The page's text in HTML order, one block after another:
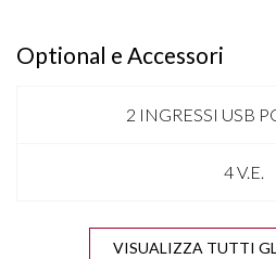
Optional e Accessori
2 INGRESSI USB
4 V.E.
ANTENNA
VISUALIZZA